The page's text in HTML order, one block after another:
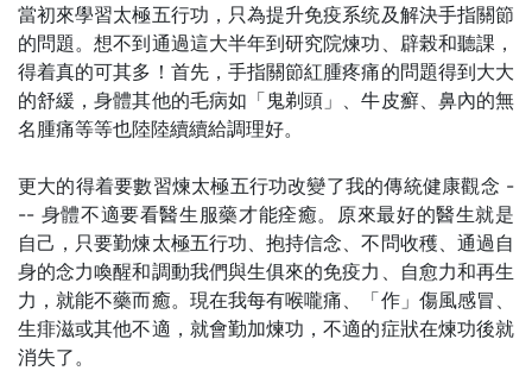
當初來學習太極五行功，只為提升免疫系统及解決手指關節
的問題。想不到通過這大半年到研究院煉功、辟榖和聽課，
得着真的可其多！首先，手指關節紅腫疼痛的問題得到大大
的舒緩，身體其他的毛病如「鬼剃頭」、牛皮癬、鼻內的無
名腫痛等等也陸陸續續給調理好。
更大的得着要數習煉太極五行功改變了我的傳統健康觀念 -
-- 身體不適要看醫生服藥才能痊癒。原來最好的醫生就是
自己，只要勤煉太極五行功、抱持信念、不問收穫、通過自
身的念力喚醒和調動我們與生俱來的免疫力、自愈力和再生
力，就能不藥而癒。現在我每有喉嚨痛、「作」傷風感冒、
生痱滋或其他不適，就會勤加煉功，不適的症狀在煉功後就
消失了。